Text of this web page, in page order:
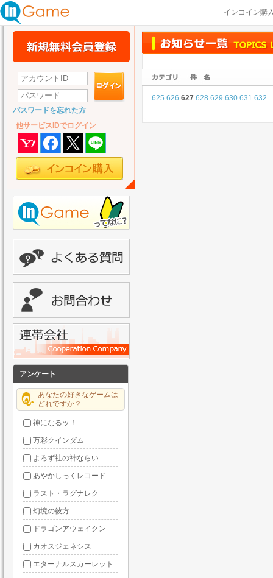
インコイン購
パスワードを忘れた方
他サービスIDでログイン
アンケート
あなたの好きなゲームは
どれですか？
神になるッ！
万彩クインダム
よろず社の神ならい
あやかしっくレコード
ラスト・ラグナレク
幻境の彼方
ドラゴンアウェイクン
カオスジェネシス
エターナルスカーレット
625 626 627 628 629 630 631 632